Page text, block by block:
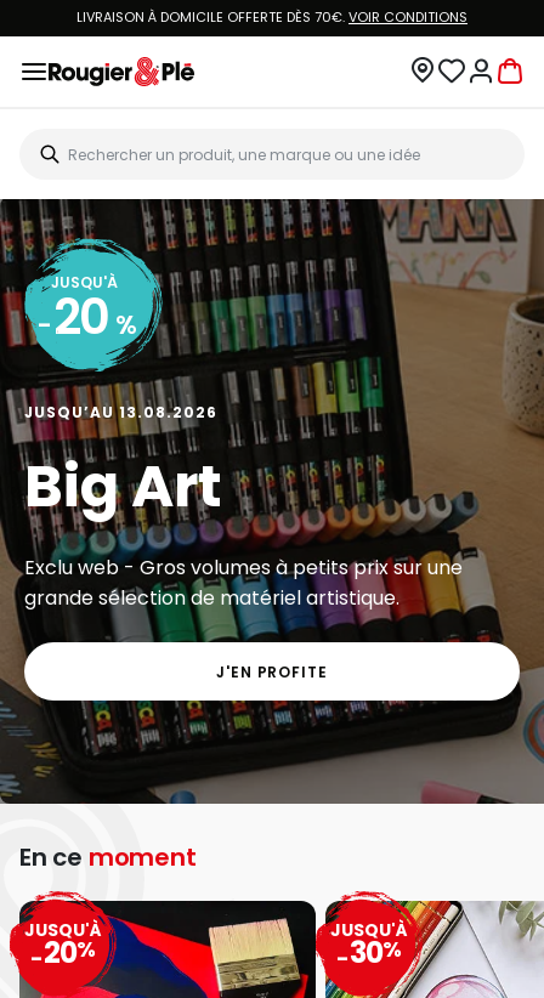
LIVRAISON À DOMICILE OFFERTE DÈS 70€.VOIR CONDITIONS
JUSQU'À
- 20 %
JUSQU’AU 13.08.2026
Big Art
Exclu web - Gros volumes à petits prix sur une
grande sélection de matériel artistique.
J'EN PROFITE
En ce moment
JUSQU'À
-20%
JUSQU'À
-30%